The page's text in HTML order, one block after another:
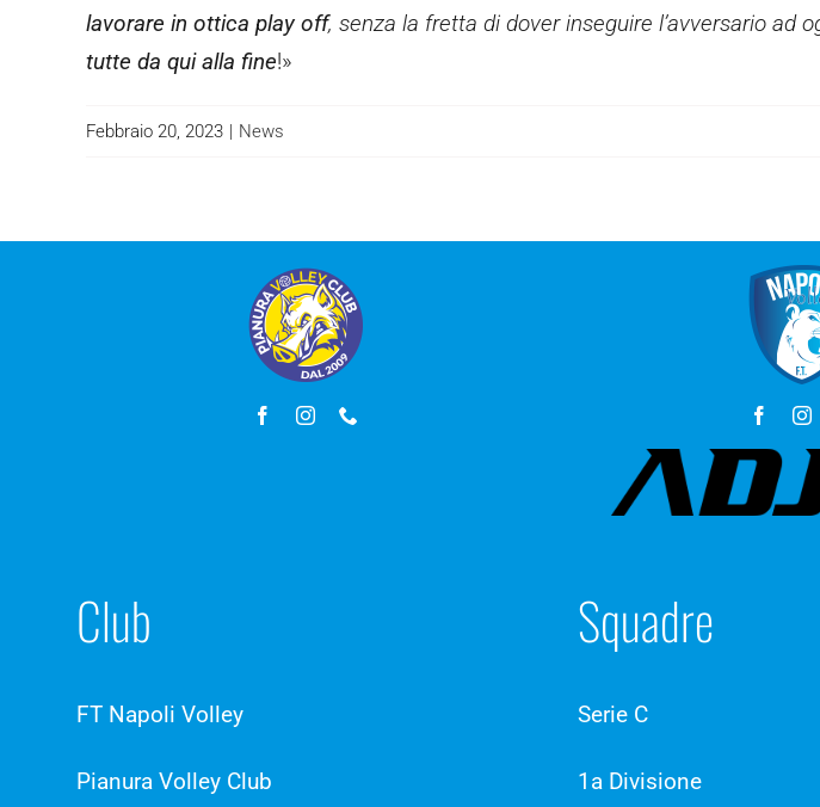
lavorare in ottica play off, senza la fretta di dover inseguire l’avversario ad
tutte da qui alla fine!»
Febbraio 20, 2023 | News
Club
FT Napoli Volley
Pianura Volley Club
Squadre
Serie C
1a Divisione